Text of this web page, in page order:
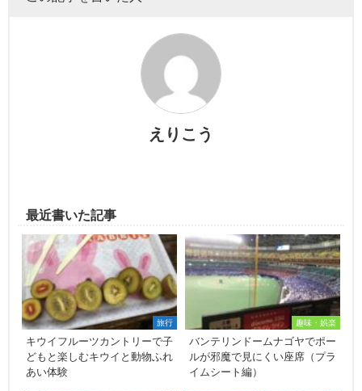
えりこう
最近書いた記事
旅行
キウイフルーツカントリーで子
どもと楽しむキウイと動物ふれ
あい体験
趣味・娯楽
バンテリンドームナゴヤでポー
ルが邪魔で見にくい座席（プラ
イムシート編）